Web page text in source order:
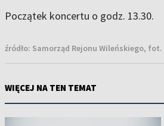
Początek koncertu o godz. 13.30.
źródło: Samorząd Rejonu Wileńskiego,
WIĘCEJ NA TEN TEMAT